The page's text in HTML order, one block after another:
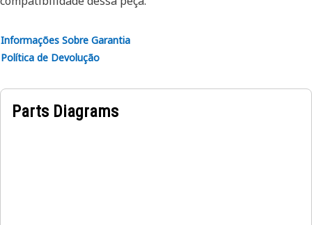
Informações Sobre Garantia
Política de Devolução
Parts Diagrams